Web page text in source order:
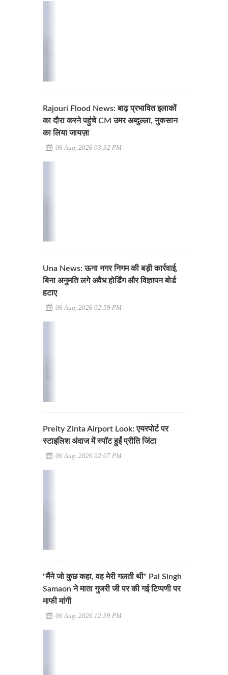
Rajouri Flood News: बाढ़ प्रभावित इलाकों
का दौरा करने पहुंचे CM उमर अब्दुल्ला, नुकसान
का लिया जायज़ा
06 Aug, 2026 03:32 PM
Una News: ऊना नगर निगम की बड़ी कार्रवाई,
बिना अनुमति लगे अवैध होर्डिंग और विज्ञापन बोर्ड
हटाए
06 Aug, 2026 02:59 PM
Preity Zinta Airport Look: एयरपोर्ट पर
स्टाइलिश अंदाज में स्पॉट हुईं प्रीति जिंटा
06 Aug, 2026 02:07 PM
"मैंने जो कुछ कहा, वह मेरी गलती थी" Pal Singh
Samaon ने माता गुजरी जी पर की गई टिप्पणी पर
माफी मांगी
06 Aug, 2026 12:39 PM